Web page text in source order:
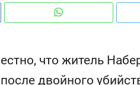
что житель
двойного